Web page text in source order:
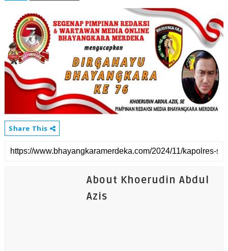
Share This
About Khoerudin Abdul
Azis